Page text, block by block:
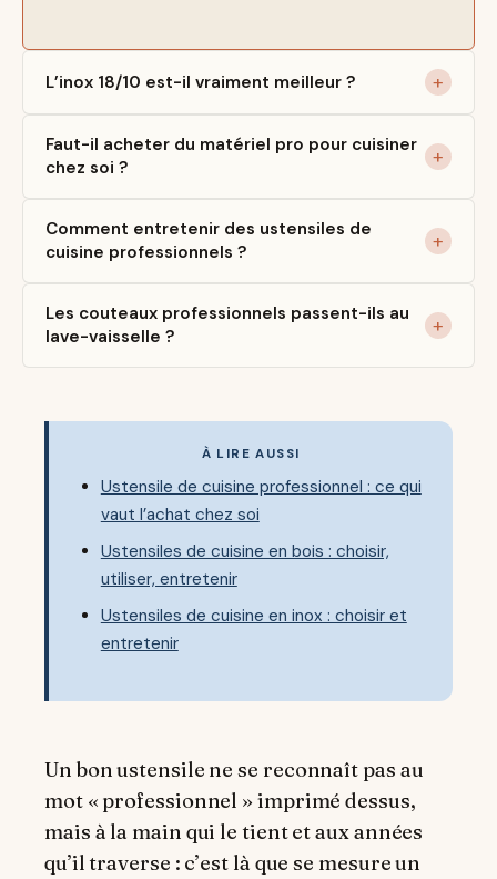
L’inox 18/10 est-il vraiment meilleur ?
Faut-il acheter du matériel pro pour cuisiner
chez soi ?
Comment entretenir des ustensiles de
cuisine professionnels ?
Les couteaux professionnels passent-ils au
lave-vaisselle ?
À LIRE AUSSI
Ustensile de cuisine professionnel : ce qui
vaut l’achat chez soi
Ustensiles de cuisine en bois : choisir,
utiliser, entretenir
Ustensiles de cuisine en inox : choisir et
entretenir
Un bon ustensile ne se reconnaît pas au
mot « professionnel » imprimé dessus,
mais à la main qui le tient et aux années
qu’il traverse : c’est là que se mesure un